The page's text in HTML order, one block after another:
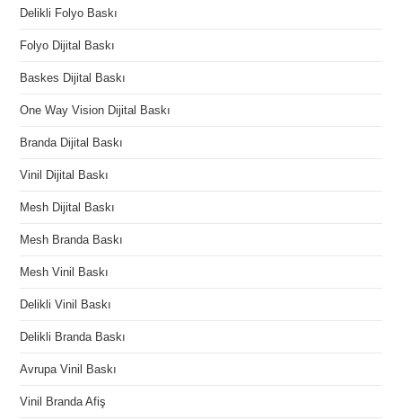
Delikli Folyo Baskı
Folyo Dijital Baskı
Baskes Dijital Baskı
One Way Vision Dijital Baskı
Branda Dijital Baskı
Vinil Dijital Baskı
Mesh Dijital Baskı
Mesh Branda Baskı
Mesh Vinil Baskı
Delikli Vinil Baskı
Delikli Branda Baskı
Avrupa Vinil Baskı
Vinil Branda Afiş